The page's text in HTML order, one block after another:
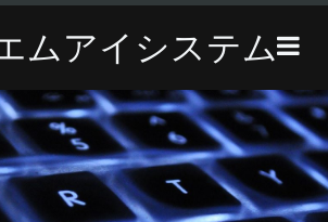
ムアイシステムToggle